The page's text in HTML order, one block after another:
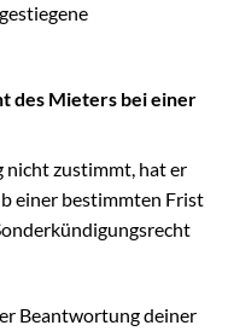
des Mieters bei einer
zustimmt, hat er
einer bestimmten Frist
Beantwortung deiner